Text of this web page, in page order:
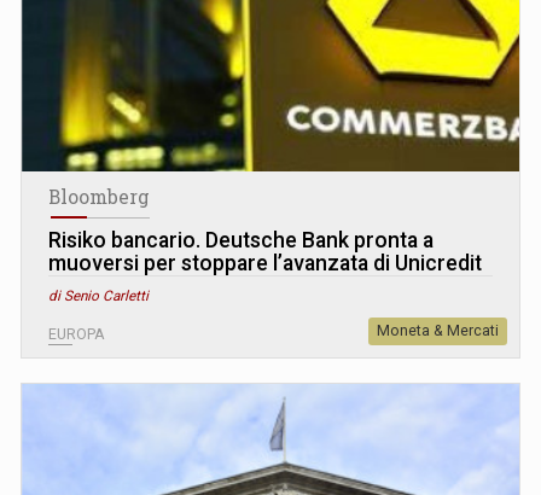
Bloomberg
Risiko bancario. Deutsche Bank pronta a
muoversi per stoppare l’avanzata di Unicredit
di Senio Carletti
EUROPA Moneta & Mercati